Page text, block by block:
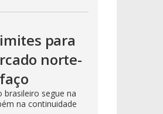
para
norte-
segue na
na continuidade